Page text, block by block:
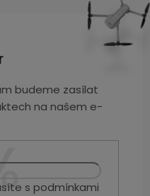
budeme zasílat
na našem e-
spodmínkami